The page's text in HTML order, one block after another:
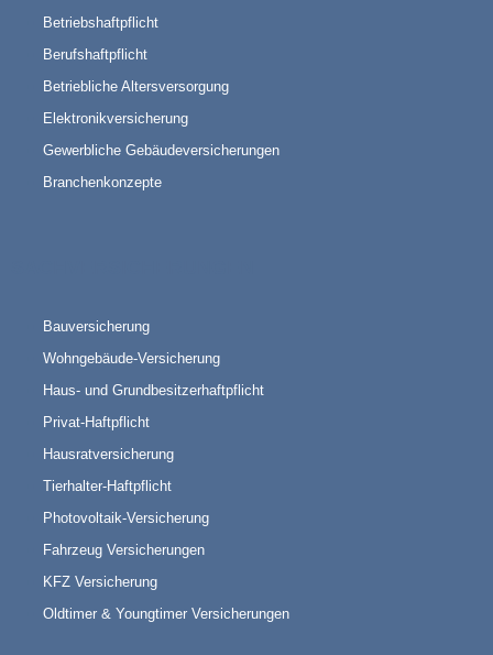
Betriebshaftpflicht
Berufshaftpflicht
Betriebliche Altersversorgung
Elektronikversicherung
Gewerbliche Gebäudeversicherungen
Branchenkonzepte
Bauversicherung
Wohngebäude-Versicherung
Haus- und Grundbesitzerhaftpflicht
Privat-Haftpflicht
Hausratversicherung
Tierhalter-Haftpflicht
Photovoltaik-Versicherung
Fahrzeug Versicherungen
KFZ Versicherung
Oldtimer & Youngtimer Versicherungen